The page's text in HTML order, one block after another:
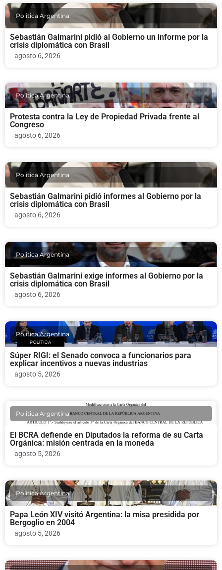
Politica Argentina
Sebastián Galmarini pidió al Gobierno un informe por la
crisis diplomática con Brasil
agosto 6, 2026
Politica Argentina
Protesta contra la Ley de Propiedad Privada frente al
Congreso
agosto 6, 2026
Politica Argentina
Sebastián Galmarini pidió informes al Gobierno por la
crisis diplomática con Brasil
agosto 6, 2026
Politica Argentina
Sebastián Galmarini exige informes al Gobierno por la
crisis diplomática con Brasil
agosto 6, 2026
Politica Argentina
Súper RIGI: el Senado convoca a funcionarios para
explicar incentivos a nuevas industrias
agosto 5, 2026
Politica Argentina
El BCRA defiende en Diputados la reforma de su Carta
Orgánica: misión centrada en la moneda
agosto 5, 2026
Politica Argentina
Papa León XIV visitó Argentina: la misa presidida por
Bergoglio en 2004
agosto 5, 2026